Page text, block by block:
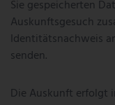
Sie gespeicherten
Auskunftsgesuch
Identitätsnachweis
senden.
Die Auskunft erfolgt